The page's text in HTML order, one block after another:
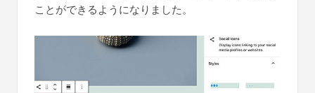
ことができるようになりました。